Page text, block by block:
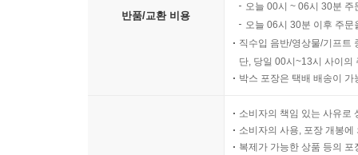
반품/교환 비용
오늘 00시 ~ 06시 30분
오늘 06시 30분 이후 주
직수입 음반/영상물/기프트
단, 당일 00시~13시 사이의
박스 포장은 택배 배송이
소비자의 책임 있는 사유로
소비자의 사용, 포장 개봉
복제가 가능한 상품 등의